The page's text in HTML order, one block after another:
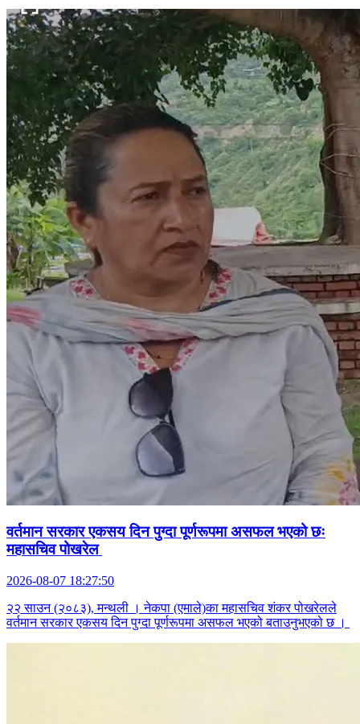
वर्तमान सरकार एकसय दिन पुग्दा पूर्णरूपमा असफल भएको छः
महासचिव पोखरेल
2026-08-07 18:27:50
२२ साउन (२०८३), मन्थली । नेकपा (एमाले)का महासचिव शंकर पोखरेलले
वर्तमान सरकार एकसय दिन पुग्दा पूर्णरूपमा असफल भएको बताउनुभएको छ ।